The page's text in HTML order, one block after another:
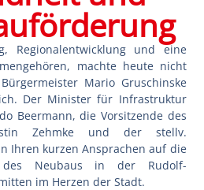
Regionalentwicklung und eine
machte heute nicht
Mario Gruschinske
Der Minister für Infrastruktur
Beermann, die Vorsitzende des
Zehmke und der stellv.
Ihren kurzen Ansprachen auf die
des Neubaus in der Rudolf-
im Herzen der Stadt.